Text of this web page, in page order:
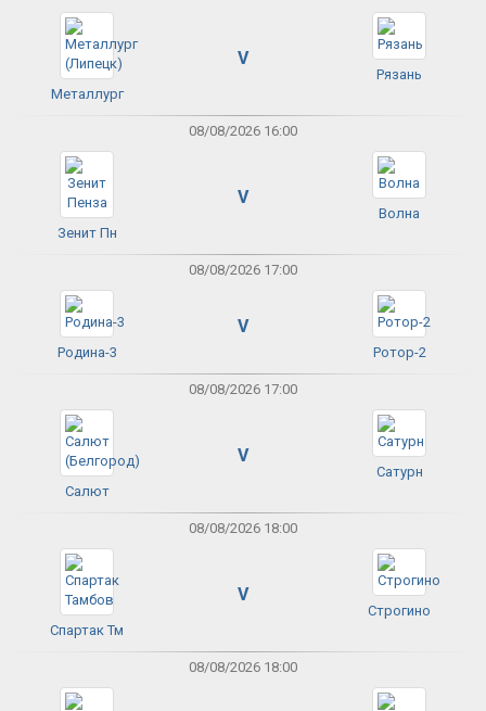
Металлург
V
Рязань
08/08/2026 16:00
Зенит Пн
V
Волна
08/08/2026 17:00
Родина-3
V
Ротор-2
08/08/2026 17:00
Салют
V
Сатурн
08/08/2026 18:00
Спартак Тм
V
Строгино
08/08/2026 18:00